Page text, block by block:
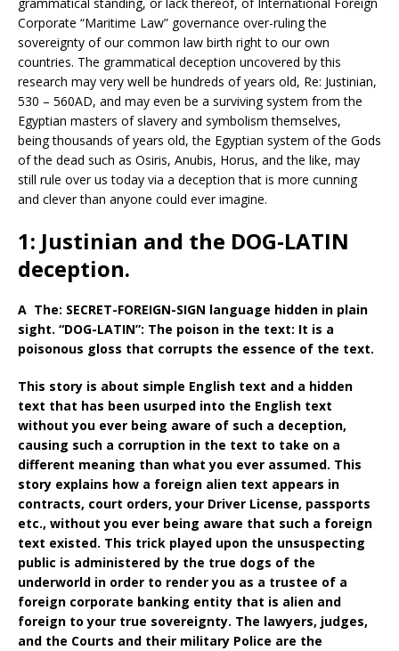
Corporate “Maritime Law” governance over-ruling the
sovereignty of our common law birth right to our own
countries. The grammatical deception uncovered by this
research may very well be hundreds of years old, Re: Justinian,
530 – 560AD, and may even be a surviving system from the
Egyptian masters of slavery and symbolism themselves,
being thousands of years old, the Egyptian system of the Gods
of the dead such as Osiris, Anubis, Horus, and the like, may
still rule over us today via a deception that is more cunning
and clever than anyone could ever imagine.
1: Justinian and the DOG-LATIN
deception.
A The: SECRET-FOREIGN-SIGN language hidden in plain
sight. “DOG-LATIN”: The poison in the text: It is a
poisonous gloss that corrupts the essence of the text.
This story is about simple English text and a hidden
text that has been usurped into the English text
without you ever being aware of such a deception,
causing such a corruption in the text to take on a
different meaning than what you ever assumed. This
story explains how a foreign alien text appears in
contracts, court orders, your Driver License, passports
etc., without you ever being aware that such a foreign
text existed. This trick played upon the unsuspecting
public is administered by the true dogs of the
underworld in order to render you as a trustee of a
foreign corporate banking entity that is alien and
foreign to your true sovereignty. The lawyers, judges,
and the Courts and their military Police are the